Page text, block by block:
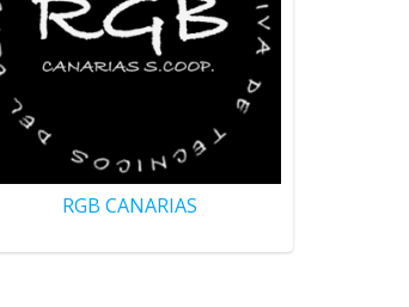
RGB CANARIAS